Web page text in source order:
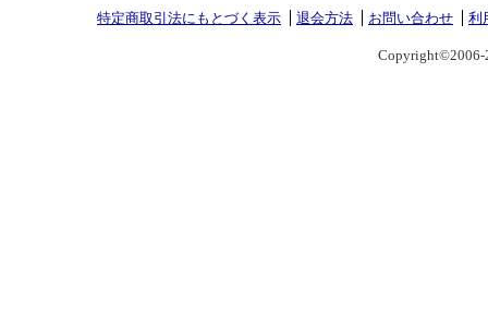
特定商取引法にもとづく表示 退会方法 お問い合わせ 利
Copyright©2006-